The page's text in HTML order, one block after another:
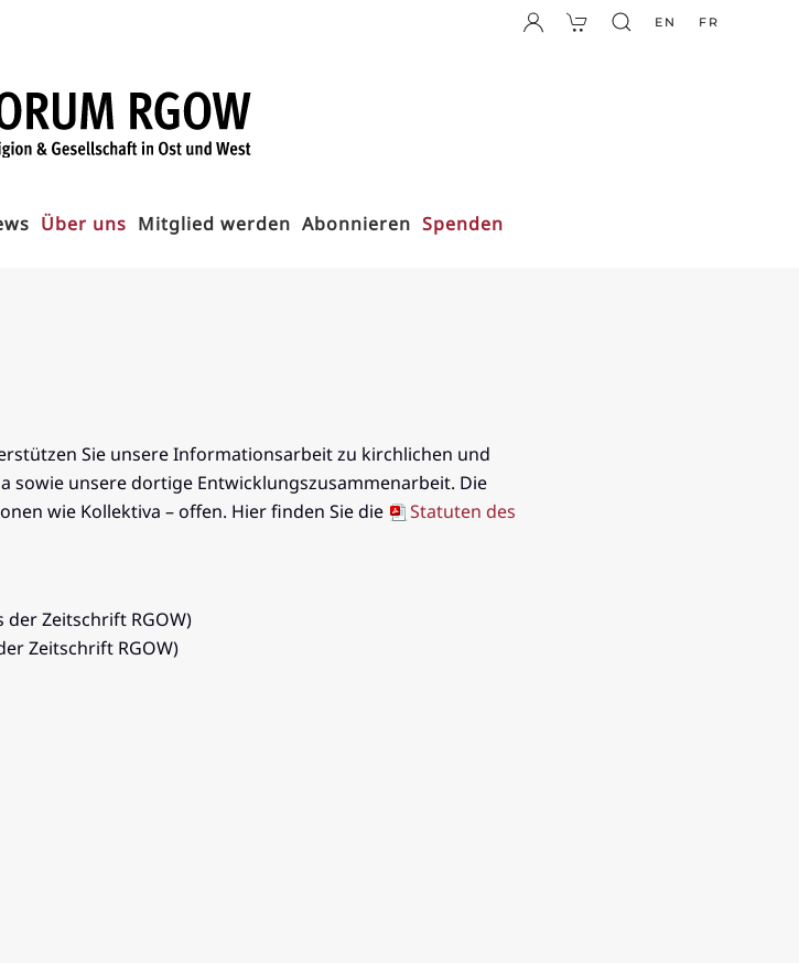
EN FR
Über uns Mitglied werden Abonnieren Spenden
Sie unsere Informationsarbeit zu kirchlichen und
sowie unsere dortige Entwicklungszusammenarbeit. Die
wie Kollektiva – offen. Hier finden Sie die
Statuten des
der Zeitschrift RGOW)
Zeitschrift RGOW)